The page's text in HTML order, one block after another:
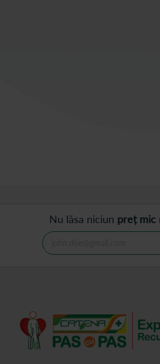
Nu lăsa niciun preț mic